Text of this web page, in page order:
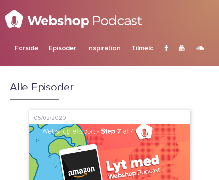
Forside Episoder Inspiration Tilmeld
Alle Episoder
05/02/2020